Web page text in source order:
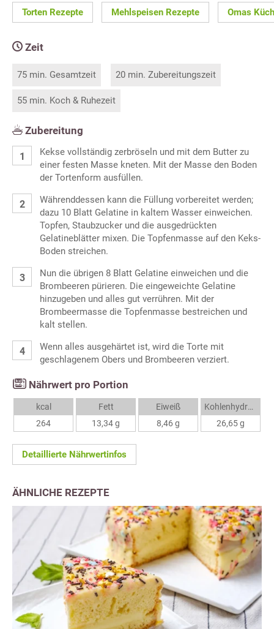
Torten Rezepte Mehlspeisen Rezepte Omas
Zeit
75 min. Gesamtzeit 20 min. Zubereitungszeit
55 min. Koch & Ruhezeit
Zubereitung
Kekse vollständig zerbröseln und mit dem Butter zu
einer festen Masse kneten. Mit der Masse den Boden
der Tortenform ausfüllen.
Währenddessen kann die Füllung vorbereitet werden;
dazu 10 Blatt Gelatine in kaltem Wasser einweichen.
Topfen, Staubzucker und die ausgedrückten
Gelatineblätter mixen. Die Topfenmasse auf den Keks-
Boden streichen.
Nun die übrigen 8 Blatt Gelatine einweichen und die
Brombeeren pürieren. Die eingeweichte Gelatine
hinzugeben und alles gut verrühren. Mit der
Brombeermasse die Topfenmasse bestreichen und
kalt stellen.
Wenn alles ausgehärtet ist, wird die Torte mit
geschlagenem Obers und Brombeeren verziert.
Nährwert pro Portion
kcal
264
Fett
13,34 g
Eiweiß
8,46 g
Kohlenhydrate
26,65 g
Detaillierte Nährwertinfos
ÄHNLICHE REZEPTE